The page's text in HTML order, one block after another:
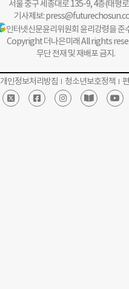
서울 중구 세종대로 135-9, 4층(태평
기사제보:
인터넷신문윤리위원회 윤리강령을 준
Copyright 더나은미래 All rights
무단 전재 및 재배포 금지.
개인정보처리방침 청소년보호정책